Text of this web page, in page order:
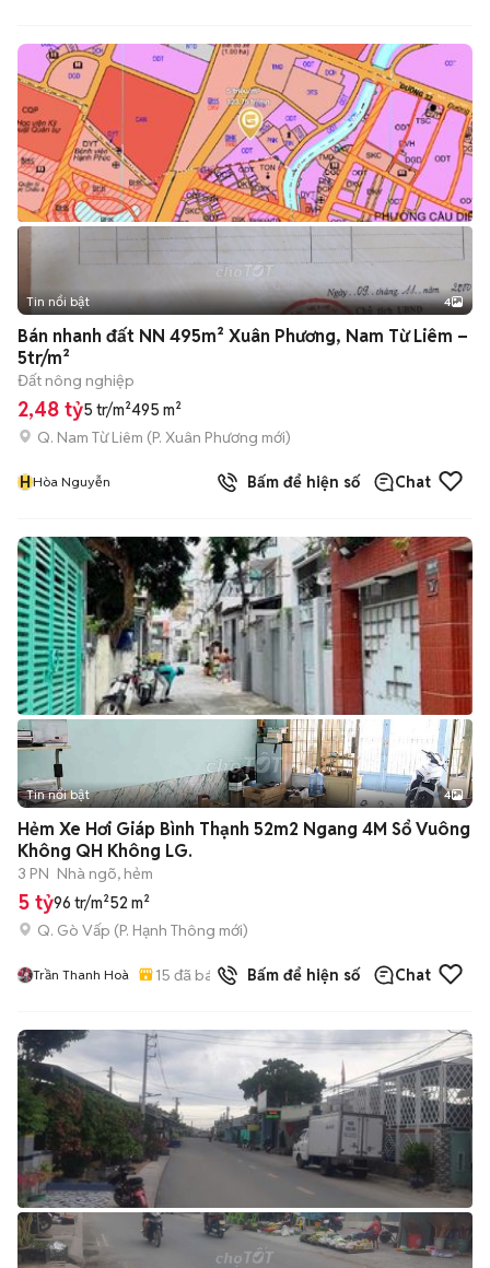
Tin nổi bật 4
Bán nhanh đất NN 495m² Xuân Phương, Nam Từ Liêm –
5tr/m²
Đất nông nghiệp
2,48 tỷ5 tr/m²495 m²
Q. Nam Từ Liêm (P. Xuân Phương mới)
HHòa Nguyễn Bấm để hiện số Chat
Tin nổi bật 4
Hẻm Xe Hơi Giáp Bình Thạnh 52m2 Ngang 4M Sổ Vuông
Không QH Không LG.
3 PN Nhà ngõ, hẻm
5 tỷ96 tr/m²52 m²
Q. Gò Vấp (P. Hạnh Thông mới)
Trần Thanh Hoà 15 đã bán Bấm để hiện số Chat